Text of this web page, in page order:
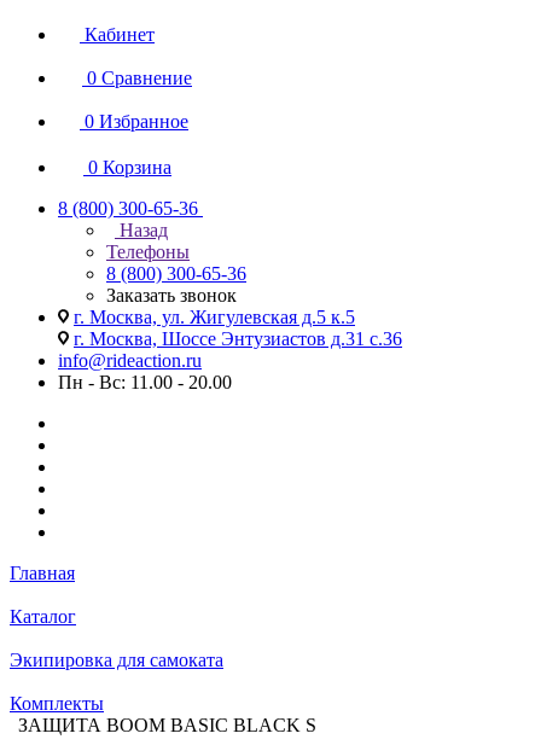
Кабинет
0 Сравнение
0 Избранное
0 Корзина
8 (800) 300-65-36
Назад
Телефоны
8 (800) 300-65-36
Заказать звонок
г. Москва, ул. Жигулевская д.5 к.5
г. Москва, Шоссе Энтузиастов д.31 с.36
info@rideaction.ru
Пн - Вс: 11.00 - 20.00
Главная
Каталог
Экипировка для самоката
Комплекты
ЗАЩИТА BOOM BASIC BLACK S